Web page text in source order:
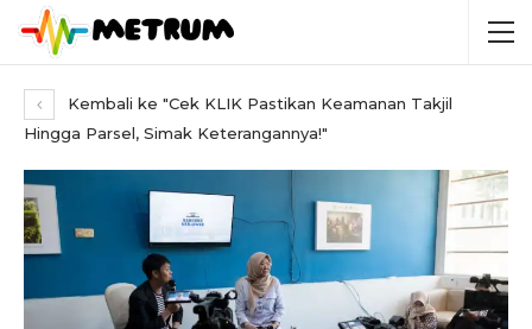
Kembali ke "Cek KLIK Pastikan Keamanan Takjil
Hingga Parsel, Simak Keterangannya!"